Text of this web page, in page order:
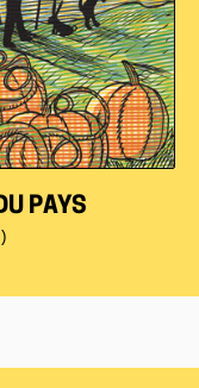
PAYS